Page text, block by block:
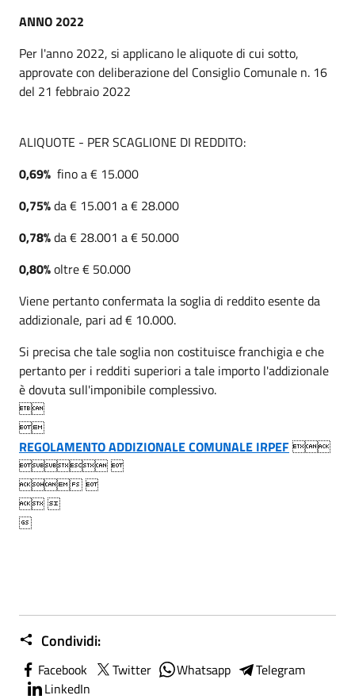
ANNO 2022
Per l'anno 2022, si applicano le aliquote di cui sotto,
approvate con deliberazione del Consiglio Comunale n. 16
del 21 febbraio 2022
ALIQUOTE - PER SCAGLIONE DI REDDITO:
0,69% fino a € 15.000
0,75%da € 15.001 a € 28.000
0,78%da € 28.001 a € 50.000
0,80%oltre € 50.000
Viene pertanto confermata la soglia di reddito esente da
addizionale, pari ad € 10.000.
Si precisa che tale soglia non costituisce franchigia e che
pertanto per i redditi superiori a tale importo l'addizionale
è dovuta sull'imponibile complessivo.


REGOLAMENTO ADDIZIONALE COMUNALE IRPEF
 
 
 
Condividi:
Facebook Twitter Whatsapp
Telegram
LinkedIn